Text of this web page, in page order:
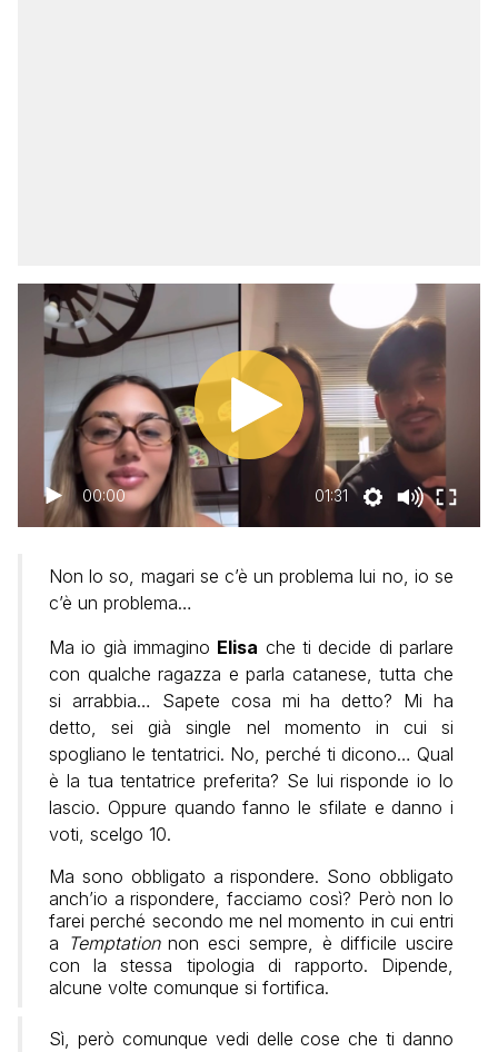
00:00 01:31
Non lo so, magari se c’è un problema lui no, io se
c’è un problema…
Ma io già immagino Elisa che ti decide di parlare
con qualche ragazza e parla catanese, tutta che
si arrabbia…
Sapete cosa mi ha detto? Mi ha
detto, sei già single nel momento in cui si
spogliano le tentatrici. No, perché ti dicono… Qual
è la tua tentatrice preferita? Se lui risponde io lo
lascio. Oppure quando fanno le sfilate e danno i
voti, scelgo 10.
Ma sono obbligato a rispondere. Sono obbligato
anch’io a rispondere, facciamo così? Però non lo
farei perché secondo me nel momento in cui entri
a Temptationnon esci sempre,
è difficile uscire
con la stessa tipologia di rapporto. Dipende,
alcune volte comunque si fortifica.
Sì, però comunque vedi delle cose che ti danno